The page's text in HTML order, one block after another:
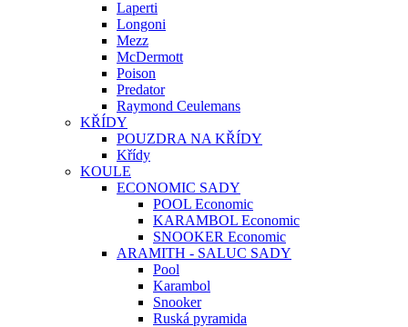
Laperti
Longoni
Mezz
McDermott
Poison
Predator
Raymond Ceulemans
KŘÍDY
POUZDRA NA KŘÍDY
Křídy
KOULE
ECONOMIC SADY
POOL Economic
KARAMBOL Economic
SNOOKER Economic
ARAMITH - SALUC SADY
Pool
Karambol
Snooker
Ruská pyramida